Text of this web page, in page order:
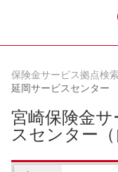
保険金サービス拠点検
延岡サービスセンター
宮崎保険金
スセンター